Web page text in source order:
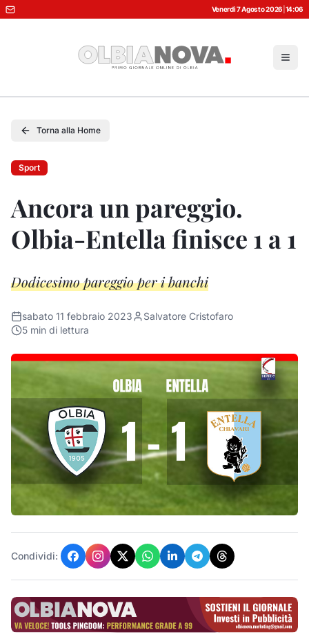
Venerdì 7 Agosto 2026 14:06
Torna alla Home
Sport
Ancora un pareggio.
Olbia-Entella finisce 1 a 1
Dodicesimo pareggio per i banchi
sabato 11 febbraio 2023
Salvatore Cristofaro
5 min di lettura
Condividi: